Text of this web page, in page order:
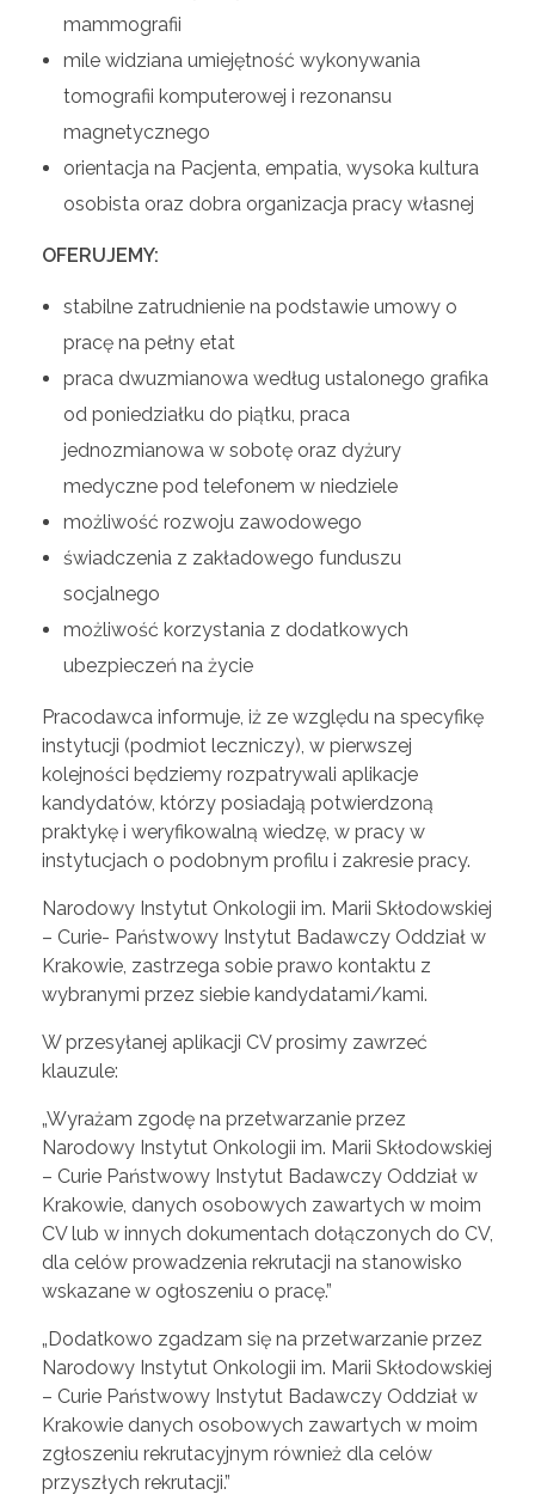
mammografii
mile widziana umiejętność wykonywania
tomografii komputerowej i rezonansu
magnetycznego
orientacja na Pacjenta, empatia, wysoka kultura
osobista oraz dobra organizacja pracy własnej
OFERUJEMY:
stabilne zatrudnienie na podstawie umowy o
pracę na pełny etat
praca dwuzmianowa według ustalonego grafika
od poniedziałku do piątku, praca
jednozmianowa w sobotę oraz dyżury
medyczne pod telefonem w niedziele
możliwość rozwoju zawodowego
świadczenia z zakładowego funduszu
socjalnego
możliwość korzystania z dodatkowych
ubezpieczeń na życie
Pracodawca informuje, iż ze względu na specyfikę
instytucji (podmiot leczniczy), w pierwszej
kolejności będziemy rozpatrywali aplikacje
kandydatów, którzy posiadają potwierdzoną
praktykę i weryfikowalną wiedzę, w pracy w
instytucjach o podobnym profilu i zakresie pracy.
Narodowy Instytut Onkologii im. Marii Skłodowskiej
– Curie- Państwowy Instytut Badawczy Oddział w
Krakowie, zastrzega sobie prawo kontaktu z
wybranymi przez siebie kandydatami/kami.
W przesyłanej aplikacji CV prosimy zawrzeć
klauzule:
„Wyrażam zgodę na przetwarzanie przez
Narodowy Instytut Onkologii im. Marii Skłodowskiej
– Curie Państwowy Instytut Badawczy Oddział w
Krakowie, danych osobowych zawartych w moim
CV lub w innych dokumentach dołączonych do CV,
dla celów prowadzenia rekrutacji na stanowisko
wskazane w ogłoszeniu o pracę.”
„Dodatkowo zgadzam się na przetwarzanie przez
Narodowy Instytut Onkologii im. Marii Skłodowskiej
– Curie Państwowy Instytut Badawczy Oddział w
Krakowie danych osobowych zawartych w moim
zgłoszeniu rekrutacyjnym również dla celów
przyszłych rekrutacji.”